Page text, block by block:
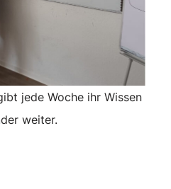
jede Woche ihr Wissen
weiter.